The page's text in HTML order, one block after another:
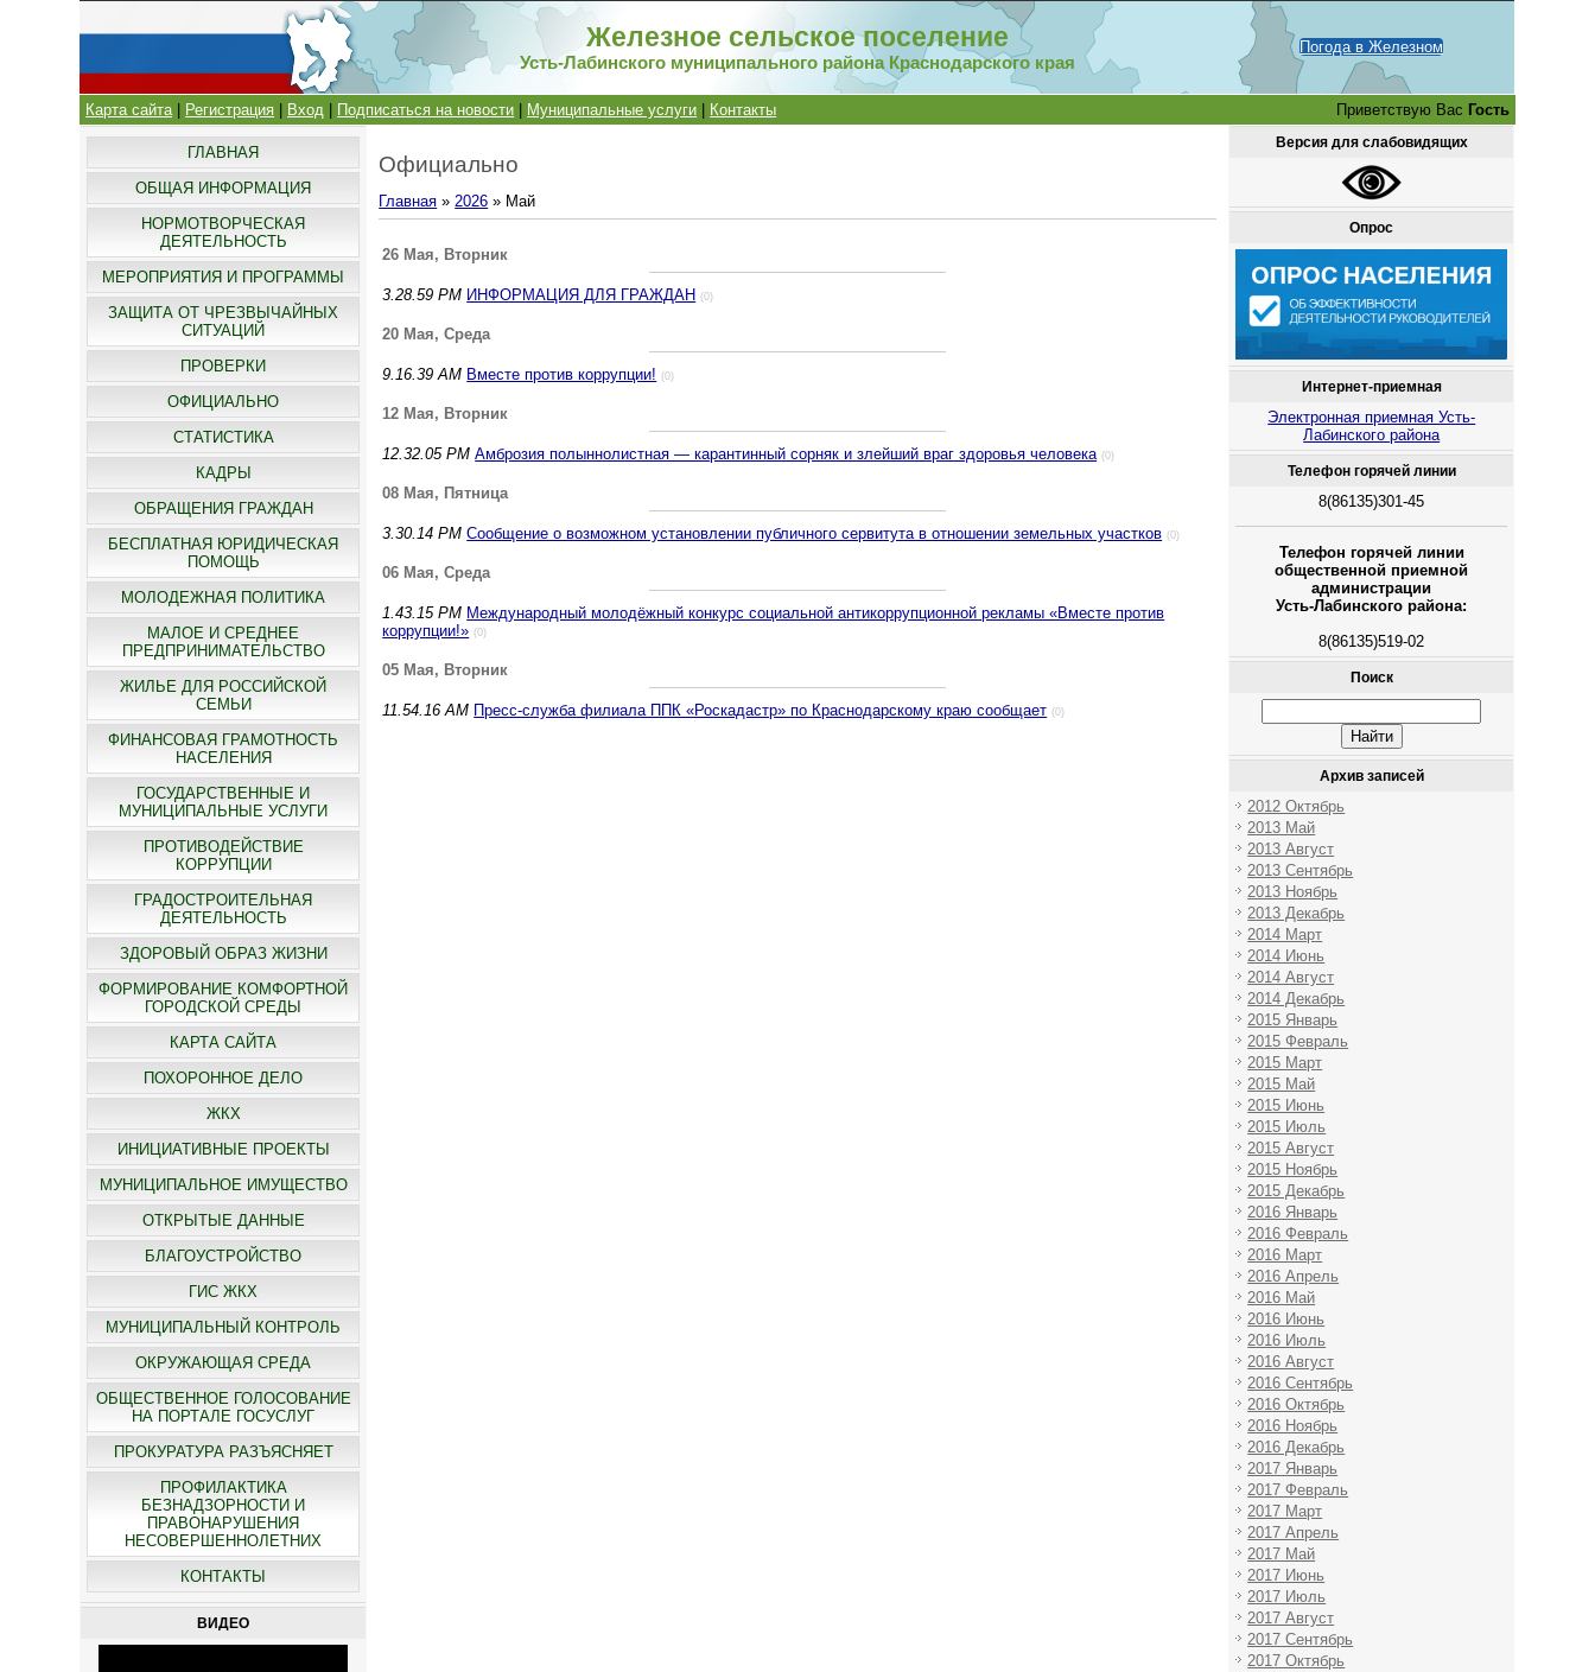
Железное сельское поселение
Усть-Лабинского муниципального района Краснодарского края
Погода в Железном
Карта сайта| Регистрация Вход Подписаться на новости Муниципальные услуги Контакты Приветствую Вас Гость
ГЛАВНАЯ
ОБЩАЯ ИНФОРМАЦИЯ
НОРМОТВОРЧЕСКАЯ
ДЕЯТЕЛЬНОСТЬ
МЕРОПРИЯТИЯ И ПРОГРАММЫ
ЗАЩИТА ОТ ЧРЕЗВЫЧАЙНЫХ
СИТУАЦИЙ
ПРОВЕРКИ
ОФИЦИАЛЬНО
СТАТИСТИКА
КАДРЫ
ОБРАЩЕНИЯ ГРАЖДАН
БЕСПЛАТНАЯ ЮРИДИЧЕСКАЯ
ПОМОЩЬ
МОЛОДЕЖНАЯ ПОЛИТИКА
МАЛОЕ И СРЕДНЕЕ
ПРЕДПРИНИМАТЕЛЬСТВО
ЖИЛЬЕ ДЛЯ РОССИЙСКОЙ
СЕМЬИ
ФИНАНСОВАЯ ГРАМОТНОСТЬ
НАСЕЛЕНИЯ
ГОСУДАРСТВЕННЫЕ И
МУНИЦИПАЛЬНЫЕ УСЛУГИ
ПРОТИВОДЕЙСТВИЕ
КОРРУПЦИИ
ГРАДОСТРОИТЕЛЬНАЯ
ДЕЯТЕЛЬНОСТЬ
ЗДОРОВЫЙ ОБРАЗ ЖИЗНИ
ФОРМИРОВАНИЕ КОМФОРТНОЙ
ГОРОДСКОЙ СРЕДЫ
КАРТА САЙТА
ПОХОРОННОЕ ДЕЛО
ЖКХ
ИНИЦИАТИВНЫЕ ПРОЕКТЫ
МУНИЦИПАЛЬНОЕ ИМУЩЕСТВО
ОТКРЫТЫЕ ДАННЫЕ
БЛАГОУСТРОЙСТВО
ГИС ЖКХ
МУНИЦИПАЛЬНЫЙ КОНТРОЛЬ
ОКРУЖАЮЩАЯ СРЕДА
ОБЩЕСТВЕННОЕ ГОЛОСОВАНИЕ
НА ПОРТАЛЕ ГОСУСЛУГ
ПРОКУРАТУРА РАЗЪЯСНЯЕТ
ПРОФИЛАКТИКА
БЕЗНАДЗОРНОСТИ И
ПРАВОНАРУШЕНИЯ
НЕСОВЕРШЕННОЛЕТНИХ
КОНТАКТЫ
ВИДЕО
Официально
Главная »2026 » Май
26 Мая, Вторник
3.28.59 PM ИНФОРМАЦИЯ ДЛЯ ГРАЖДАН (0)
20 Мая, Среда
9.16.39 AM Вместе против коррупции! (0)
12 Мая, Вторник
12.32.05 PM Амброзия полыннолистная — карантинный сорняк и злейший враг здоровья человека (0)
08 Мая, Пятница
3.30.14 PM Сообщение о возможном установлении публичного сервитута в отношении земельных участков (0)
06 Мая, Среда
1.43.15 PM Международный молодёжный конкурс социальной антикоррупционной рекламы «Вместе против
коррупции!» (0)
05 Мая, Вторник
11.54.16 AM Пресс-служба филиала ППК «Роскадастр» по Краснодарскому краю сообщает (0)
Версия для слабовидящих
Опрос
Интернет-приемная
Электронная приемная Усть-
Лабинского района
Телефон горячей линии
8(86135)301-45
Телефон горячей линии
общественной приемной
администрации
Усть-Лабинского района:
8(86135)519-02
Поиск
Архив записей
2012 Октябрь
2013 Май
2013 Август
2013 Сентябрь
2013 Ноябрь
2013 Декабрь
2014 Март
2014 Июнь
2014 Август
2014 Декабрь
2015 Январь
2015 Февраль
2015 Март
2015 Май
2015 Июнь
2015 Июль
2015 Август
2015 Ноябрь
2015 Декабрь
2016 Январь
2016 Февраль
2016 Март
2016 Апрель
2016 Май
2016 Июнь
2016 Июль
2016 Август
2016 Сентябрь
2016 Октябрь
2016 Ноябрь
2016 Декабрь
2017 Январь
2017 Февраль
2017 Март
2017 Апрель
2017 Май
2017 Июнь
2017 Июль
2017 Август
2017 Сентябрь
2017 Октябрь